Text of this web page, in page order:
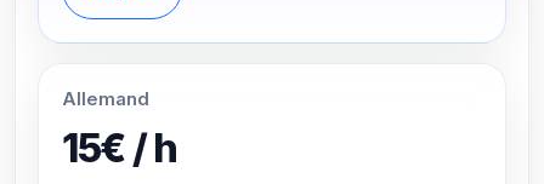
Allemand
15€ / h